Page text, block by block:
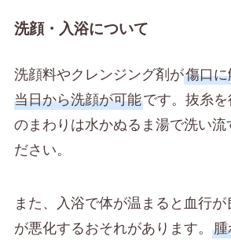
洗顔・入浴について
洗顔料やクレンジング剤が傷口
当日から洗顔が可能です。抜糸
のまわりは水かぬるま湯で洗い流
ださい。
また、入浴で体が温まると血行
が悪化するおそれがあります。